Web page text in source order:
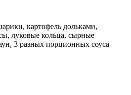
картофель дольками,
луковые кольца, сырные
3 разных порционных соуса